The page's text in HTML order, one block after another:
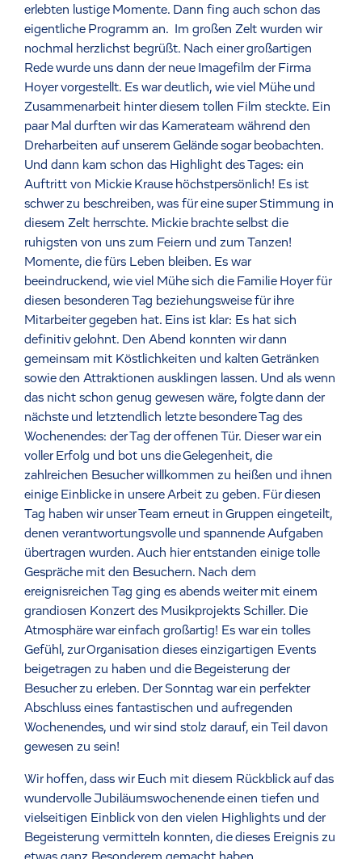
erlebten lustige Momente. Dann fing auch schon das
eigentliche Programm an. Im großen Zelt wurden wir
nochmal herzlichst begrüßt. Nach einer großartigen
Rede wurde uns dann der neue Imagefilm der Firma
Hoyer vorgestellt. Es war deutlich, wie viel Mühe und
Zusammenarbeit hinter diesem tollen Film steckte. Ein
paar Mal durften wir das Kamerateam während den
Dreharbeiten auf unserem Gelände sogar beobachten.
Und dann kam schon das Highlight des Tages: ein
Auftritt von Mickie Krause höchstpersönlich! Es ist
schwer zu beschreiben, was für eine super Stimmung in
diesem Zelt herrschte. Mickie brachte selbst die
ruhigsten von uns zum Feiern und zum Tanzen!
Momente, die fürs Leben bleiben. Es war
beeindruckend, wie viel Mühe sich die Familie Hoyer für
diesen besonderen Tag beziehungsweise für ihre
Mitarbeiter gegeben hat. Eins ist klar: Es hat sich
definitiv gelohnt. Den Abend konnten wir dann
gemeinsam mit Köstlichkeiten und kalten Getränken
sowie den Attraktionen ausklingen lassen. Und als wenn
das nicht schon genug gewesen wäre, folgte dann der
nächste und letztendlich letzte besondere Tag des
Wochenendes: der Tag der offenen Tür. Dieser war ein
voller Erfolg und bot uns die Gelegenheit, die
zahlreichen Besucher willkommen zu heißen und ihnen
einige Einblicke in unsere Arbeit zu geben. Für diesen
Tag haben wir unser Team erneut in Gruppen eingeteilt,
denen verantwortungsvolle und spannende Aufgaben
übertragen wurden. Auch hier entstanden einige tolle
Gespräche mit den Besuchern. Nach dem
ereignisreichen Tag ging es abends weiter mit einem
grandiosen Konzert des Musikprojekts Schiller. Die
Atmosphäre war einfach großartig! Es war ein tolles
Gefühl, zur Organisation dieses einzigartigen Events
beigetragen zu haben und die Begeisterung der
Besucher zu erleben. Der Sonntag war ein perfekter
Abschluss eines fantastischen und aufregenden
Wochenendes, und wir sind stolz darauf, ein Teil davon
gewesen zu sein!
Wir hoffen, dass wir Euch mit diesem Rückblick auf das
wundervolle Jubiläumswochenende einen tiefen und
vielseitigen Einblick von den vielen Highlights und der
Begeisterung vermitteln konnten, die dieses Ereignis zu